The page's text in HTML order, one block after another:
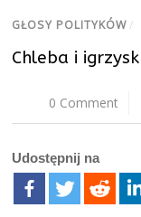
GŁOSY POLITYKÓW /
Chleba i igrzysk
0 Comment
Udostępnij na